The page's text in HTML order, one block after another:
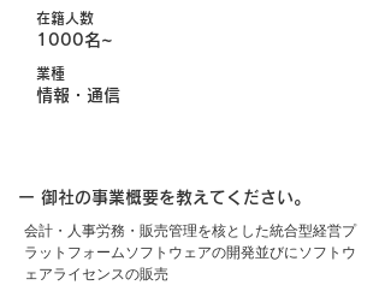
在籍人数
1000名~
業種
情報・通信
ー 御社の事業概要を教えてください。
会計・人事労務・販売管理を核とした統合型経営プ
ラットフォームソフトウェアの開発並びにソフトウ
ェアライセンスの販売